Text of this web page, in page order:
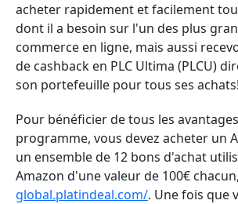
acheter rapidement et facilement
dont il a besoin sur l'un des plus
commerce en ligne, mais aussi
de cashback en PLC Ultima (PLCU)
son portefeuille pour tous ses achats!
Pour bénéficier de tous les
programme, vous devez acheter un
un ensemble de 12 bons d'achat
Amazon d'une valeur de 100€
global.platindeal.com/. Une fois que